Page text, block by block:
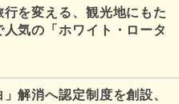
を変える、観光地にもた
気の「ホワイト・ロータ
解消へ認定制度を創設、